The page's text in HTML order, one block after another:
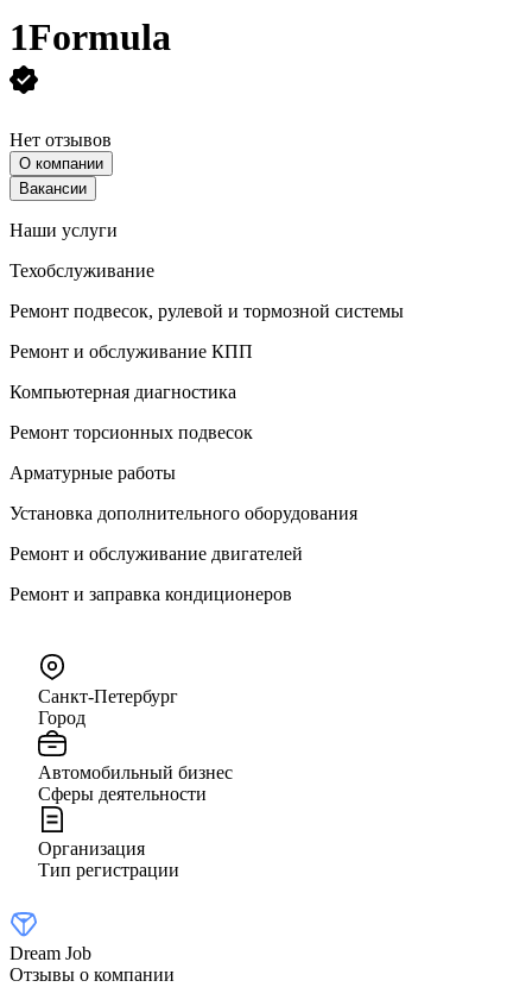
1Formula
Нет отзывов
О компании
Вакансии
Наши услуги
Техобслуживание
Ремонт подвесок, рулевой и тормозной системы
Ремонт и обслуживание КПП
Компьютерная диагностика
Ремонт торсионных подвесок
Арматурные работы
Установка дополнительного оборудования
Ремонт и обслуживание двигателей
Ремонт и заправка кондиционеров
Санкт-Петербург
Город
Автомобильный бизнес
Сферы деятельности
Организация
Тип регистрации
Dream Job
Отзывы о компании